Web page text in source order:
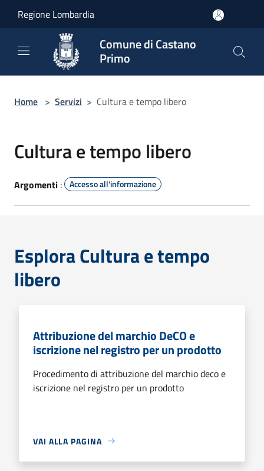
Regione Lombardia
Comune di Castano
Primo
Home > Servizi > Cultura e tempo libero
Cultura e tempo libero
Argomenti : Accesso all'informazione
Esplora Cultura e tempo
libero
Attribuzione del marchio DeCO e
iscrizione nel registro per un prodotto
Procedimento di attribuzione del marchio deco e
iscrizione nel registro per un prodotto
VAI ALLA PAGINA